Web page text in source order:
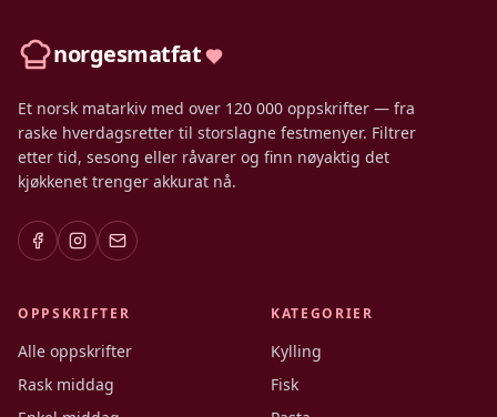
norgesmatfat
Et norsk matarkiv med over 120 000 oppskrifter — fra
raske hverdagsretter til storslagne festmenyer. Filtrer
etter tid, sesong eller råvarer og finn nøyaktig det
kjøkkenet trenger akkurat nå.
OPPSKRIFTER
Alle oppskrifter
Rask middag
KATEGORIER
Kylling
Fisk